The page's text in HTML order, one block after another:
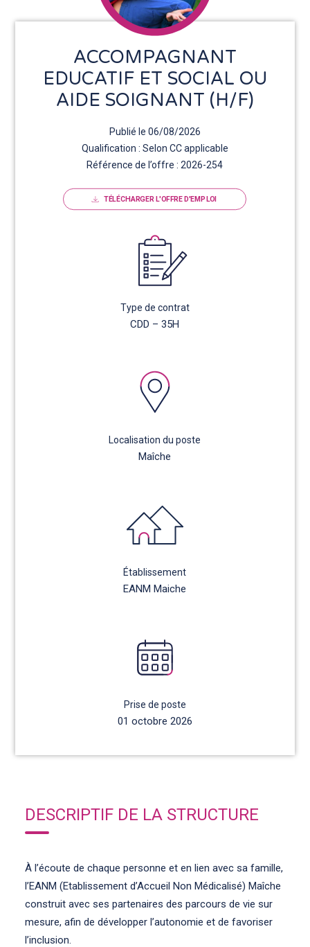
ACCOMPAGNANT
EDUCATIF ET SOCIAL OU
AIDE SOIGNANT (H/F)
Publié le 06/08/2026
Qualification : Selon CC applicable
Référence de l’offre : 2026-254
TÉLÉCHARGER L'OFFRE D'EMPLOI
Type de contrat
CDD – 35H
Localisation du poste
Maîche
Établissement
EANM Maiche
Prise de poste
01 octobre 2026
DESCRIPTIF DE LA STRUCTURE
À l’écoute de chaque personne et en lien avec sa famille,
l’EANM (Etablissement d’Accueil Non Médicalisé) Maîche
construit avec ses partenaires des parcours de vie sur
mesure, afin de développer l’autonomie et de favoriser
l’inclusion.